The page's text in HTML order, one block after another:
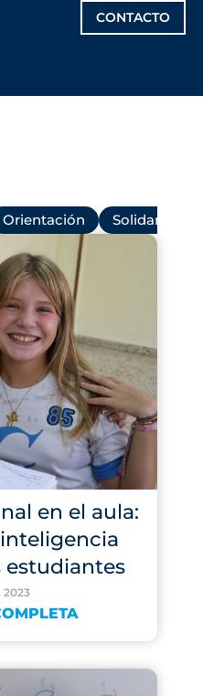
CONTACTO
Orientación Solidaridad
en el aula:
estudiantes
2023